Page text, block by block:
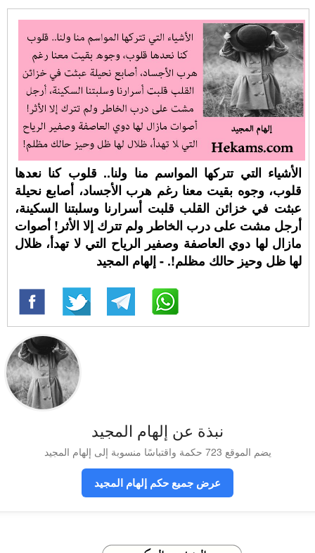
الأشياء التي تتركها المواسم منا ولنا.. قلوب كنا نعدها
قلوب، وجوه بقيت معنا رغم هرب الأجساد، أصابع نحيلة
عبثت في خزائن القلب قلبت أسرارنا وسلبتنا السكينة،
أرجل مشت على درب الخاطر ولم تترك إلا الأثر! أصوات
مازال لها دوي العاصفة وصفير الرياح التي لا تهدأ، ظلال
لها ظل وحيز حالك مظلم!. - إلهام المجيد
نبذة عن إلهام المجيد
يضم الموقع 723 حكمة واقتباسًا منسوبة إلى إلهام المجيد
عرض جميع حكم إلهام المجيد